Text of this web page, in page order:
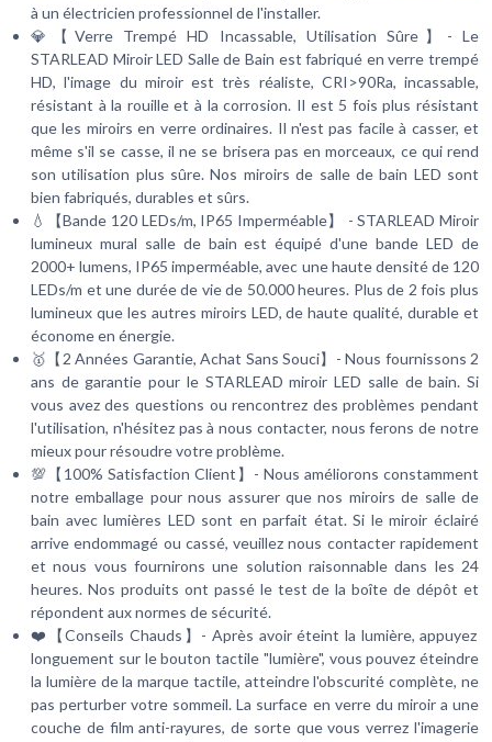
à un électricien professionnel de l'installer.
💎【Verre Trempé HD Incassable, Utilisation Sûre】- Le
STARLEAD Miroir LED Salle de Bain est fabriqué en verre trempé
HD, l'image du miroir est très réaliste, CRI>90Ra, incassable,
résistant à la rouille et à la corrosion. Il est 5 fois plus résistant
que les miroirs en verre ordinaires. Il n'est pas facile à casser, et
même s'il se casse, il ne se brisera pas en morceaux, ce qui rend
son utilisation plus sûre. Nos miroirs de salle de bain LED sont
bien fabriqués, durables et sûrs.
💧【Bande 120 LEDs/m, IP65 Imperméable】 - STARLEAD Miroir
lumineux mural salle de bain est équipé d'une bande LED de
2000+ lumens, IP65 imperméable, avec une haute densité de 120
LEDs/m et une durée de vie de 50.000 heures. Plus de 2 fois plus
lumineux que les autres miroirs LED, de haute qualité, durable et
économe en énergie.
🥇【2 Années Garantie, Achat Sans Souci】- Nous fournissons 2
ans de garantie pour le STARLEAD miroir LED salle de bain. Si
vous avez des questions ou rencontrez des problèmes pendant
l'utilisation, n'hésitez pas à nous contacter, nous ferons de notre
mieux pour résoudre votre problème.
💯【100% Satisfaction Client】- Nous améliorons constamment
notre emballage pour nous assurer que nos miroirs de salle de
bain avec lumières LED sont en parfait état. Si le miroir éclairé
arrive endommagé ou cassé, veuillez nous contacter rapidement
et nous vous fournirons une solution raisonnable dans les 24
heures. Nos produits ont passé le test de la boîte de dépôt et
répondent aux normes de sécurité.
❤️【Conseils Chauds】- Après avoir éteint la lumière, appuyez
longuement sur le bouton tactile "lumière", vous pouvez éteindre
la lumière de la marque tactile, atteindre l'obscurité complète, ne
pas perturber votre sommeil. La surface en verre du miroir a une
couche de film anti-rayures, de sorte que vous verrez l'imagerie